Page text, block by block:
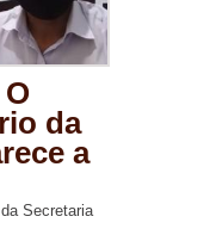
da
a
Secretaria